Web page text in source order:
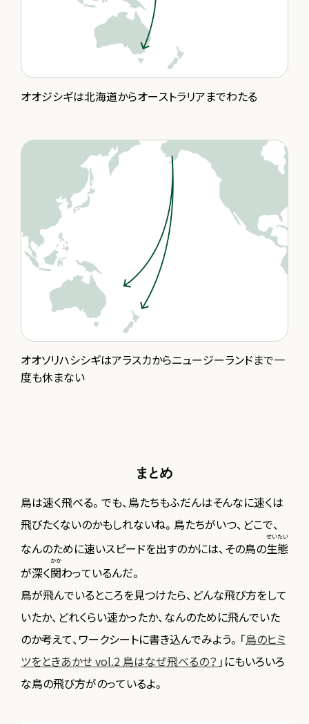
オオジシギは北海道からオーストラリアまでわたる
オオソリハシシギはアラスカからニュージーランドまで一
度も休まない
まとめ
鳥は速く飛べる。でも、鳥たちもふだんはそんなに速くは
飛びたくないのかもしれないね。鳥たちがいつ、どこで、
なんのために速いスピードを出すのかには、その鳥の生態
せいたい
が深く関
かか
わっているんだ。
鳥が飛んでいるところを見つけたら、どんな飛び方をして
いたか、どれくらい速かったか、なんのために飛んでいた
のか考えて、ワークシートに書き込んでみよう。「鳥のヒミ
ツをときあかせ vol.2 鳥はなぜ飛べるの？ 」にもいろいろ
な鳥の飛び方がのっているよ。